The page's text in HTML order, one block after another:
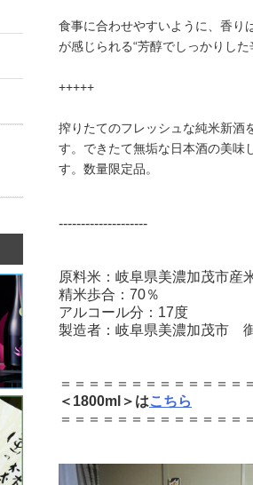
食事に合わせやすいように、香り
が感じられる“芳醇でしっかりし
+++++
搾りたてのフレッシュな純米新酒
す。できたて無垢な日本酒の美味
す。数量限定品。
--------------------
原料米：岐阜県美濃加茂市産
精米歩合：70％
アルコール分：17度
製造者：岐阜県美濃加茂市
＝＝＝＝＝＝＝＝＝＝＝＝＝＝
＜1800ml＞はこちら
＝＝＝＝＝＝＝＝＝＝＝＝＝＝